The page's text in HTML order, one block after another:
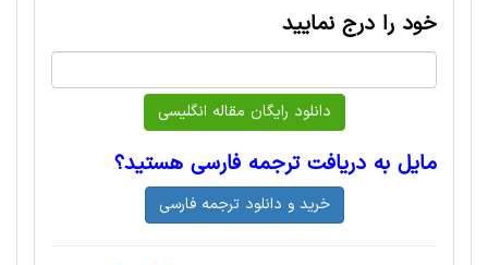
خود را درج نمایید
مایل به دریافت ترجمه فارسی هستید؟